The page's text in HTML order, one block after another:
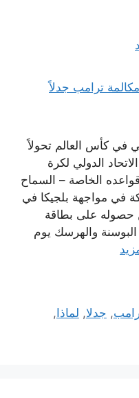
في كأس العالم تحولاً
الدولي لكرة
الخاصة – السماح
في مواجهة بلجيكا في
حصوله على بطاقة
مباراة دور الـ32 ضد البوسنة والهرسك يوم
, جدلا, لماذا,